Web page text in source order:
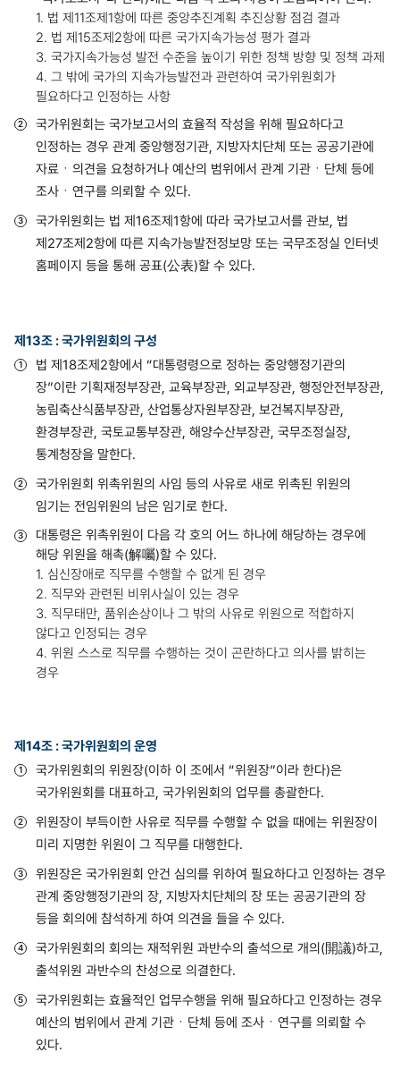
1. 법 제11조제1항에 따른 중앙추진계획 추진상황 점검 결과
2. 법 제15조제2항에 따른 국가지속가능성 평가 결과
3. 국가지속가능성 발전 수준을 높이기 위한 정책 방향 및 정책 과제
4. 그 밖에 국가의 지속가능발전과 관련하여 국가위원회가
필요하다고 인정하는 사항
국가위원회는 국가보고서의 효율적 작성을 위해 필요하다고
인정하는 경우 관계 중앙행정기관, 지방자치단체 또는 공공기관에
자료ㆍ의견을 요청하거나 예산의 범위에서 관계 기관ㆍ단체 등에
조사ㆍ연구를 의뢰할 수 있다.
국가위원회는 법 제16조제1항에 따라 국가보고서를 관보, 법
제27조제2항에 따른 지속가능발전정보망 또는 국무조정실 인터넷
홈페이지 등을 통해 공표(公表)할 수 있다.
제13조 : 국가위원회의 구성
법 제18조제2항에서 “대통령령으로 정하는 중앙행정기관의
장”이란 기획재정부장관, 교육부장관, 외교부장관, 행정안전부장관,
농림축산식품부장관, 산업통상자원부장관, 보건복지부장관,
환경부장관, 국토교통부장관, 해양수산부장관, 국무조정실장,
통계청장을 말한다.
국가위원회 위촉위원의 사임 등의 사유로 새로 위촉된 위원의
임기는 전임위원의 남은 임기로 한다.
대통령은 위촉위원이 다음 각 호의 어느 하나에 해당하는 경우에
해당 위원을 해촉(解囑)할 수 있다.
1. 심신장애로 직무를 수행할 수 없게 된 경우
2. 직무와 관련된 비위사실이 있는 경우
3. 직무태만, 품위손상이나 그 밖의 사유로 위원으로 적합하지
않다고 인정되는 경우
4. 위원 스스로 직무를 수행하는 것이 곤란하다고 의사를 밝히는
경우
제14조 : 국가위원회의 운영
국가위원회의 위원장(이하 이 조에서 “위원장”이라 한다)은
국가위원회를 대표하고, 국가위원회의 업무를 총괄한다.
위원장이 부득이한 사유로 직무를 수행할 수 없을 때에는 위원장이
미리 지명한 위원이 그 직무를 대행한다.
위원장은 국가위원회 안건 심의를 위하여 필요하다고 인정하는 경우
관계 중앙행정기관의 장, 지방자치단체의 장 또는 공공기관의 장
등을 회의에 참석하게 하여 의견을 들을 수 있다.
국가위원회의 회의는 재적위원 과반수의 출석으로 개의(開議)하고,
출석위원 과반수의 찬성으로 의결한다.
국가위원회는 효율적인 업무수행을 위해 필요하다고 인정하는 경우
예산의 범위에서 관계 기관ㆍ단체 등에 조사ㆍ연구를 의뢰할 수
있다.